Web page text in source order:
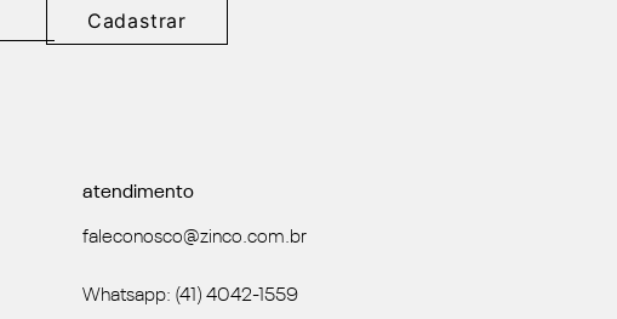
Cadastrar
atendimento
faleconosco@zinco.com.br
Whatsapp: (41) 4042-1559